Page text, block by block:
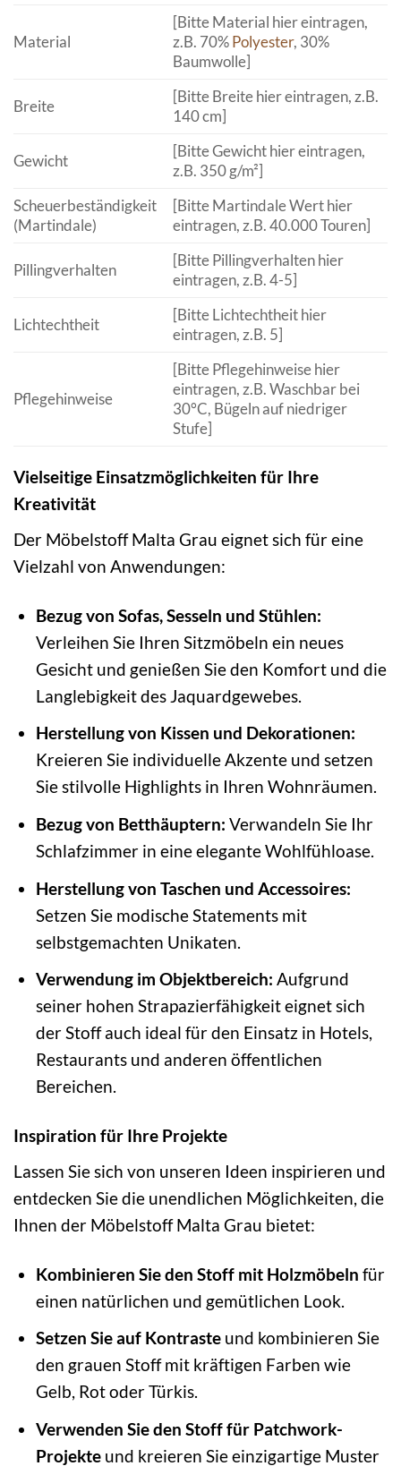
Material
[Bitte Material hier eintragen,
z.B. 70%Polyester, 30%
Baumwolle]
Breite
[Bitte Breite hier eintragen, z.B.
140 cm]
Gewicht
[Bitte Gewicht hier eintragen,
z.B. 350 g/m²]
Scheuerbeständigkeit
(Martindale)
[Bitte Martindale Wert hier
eintragen, z.B. 40.000 Touren]
Pillingverhalten
[Bitte Pillingverhalten hier
eintragen, z.B. 4-5]
Lichtechtheit
[Bitte Lichtechtheit hier
eintragen, z.B. 5]
Pflegehinweise
[Bitte Pflegehinweise hier
eintragen, z.B. Waschbar bei
30°C, Bügeln auf niedriger
Stufe]
Vielseitige Einsatzmöglichkeiten für Ihre
Kreativität
Der Möbelstoff Malta Grau eignet sich für eine
Vielzahl von Anwendungen:
Bezug von Sofas, Sesseln und Stühlen:
Verleihen Sie Ihren Sitzmöbeln ein neues
Gesicht und genießen Sie den Komfort und die
Langlebigkeit des Jaquardgewebes.
Herstellung von Kissen und Dekorationen:
Kreieren Sie individuelle Akzente und setzen
Sie stilvolle Highlights in Ihren Wohnräumen.
Bezug von Betthäuptern: Verwandeln Sie Ihr
Schlafzimmer in eine elegante Wohlfühloase.
Herstellung von Taschen und Accessoires:
Setzen Sie modische Statements mit
selbstgemachten Unikaten.
Verwendung im Objektbereich: Aufgrund
seiner hohen Strapazierfähigkeit eignet sich
der Stoff auch ideal für den Einsatz in Hotels,
Restaurants und anderen öffentlichen
Bereichen.
Inspiration für Ihre Projekte
Lassen Sie sich von unseren Ideen inspirieren und
entdecken Sie die unendlichen Möglichkeiten, die
Ihnen der Möbelstoff Malta Grau bietet:
Kombinieren Sie den Stoff mit Holzmöbeln für
einen natürlichen und gemütlichen Look.
Setzen Sie auf Kontrasteund kombinieren Sie
den grauen Stoff mit kräftigen Farben wie
Gelb, Rot oder Türkis.
Verwenden Sie den Stoff für Patchwork-
Projekteund kreieren Sie einzigartige Muster